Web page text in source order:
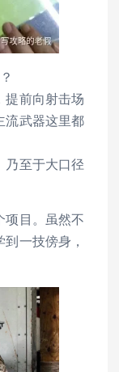
提前向射击场
流武器这里都
乃至于大口径
项目。虽然不
一技傍身，